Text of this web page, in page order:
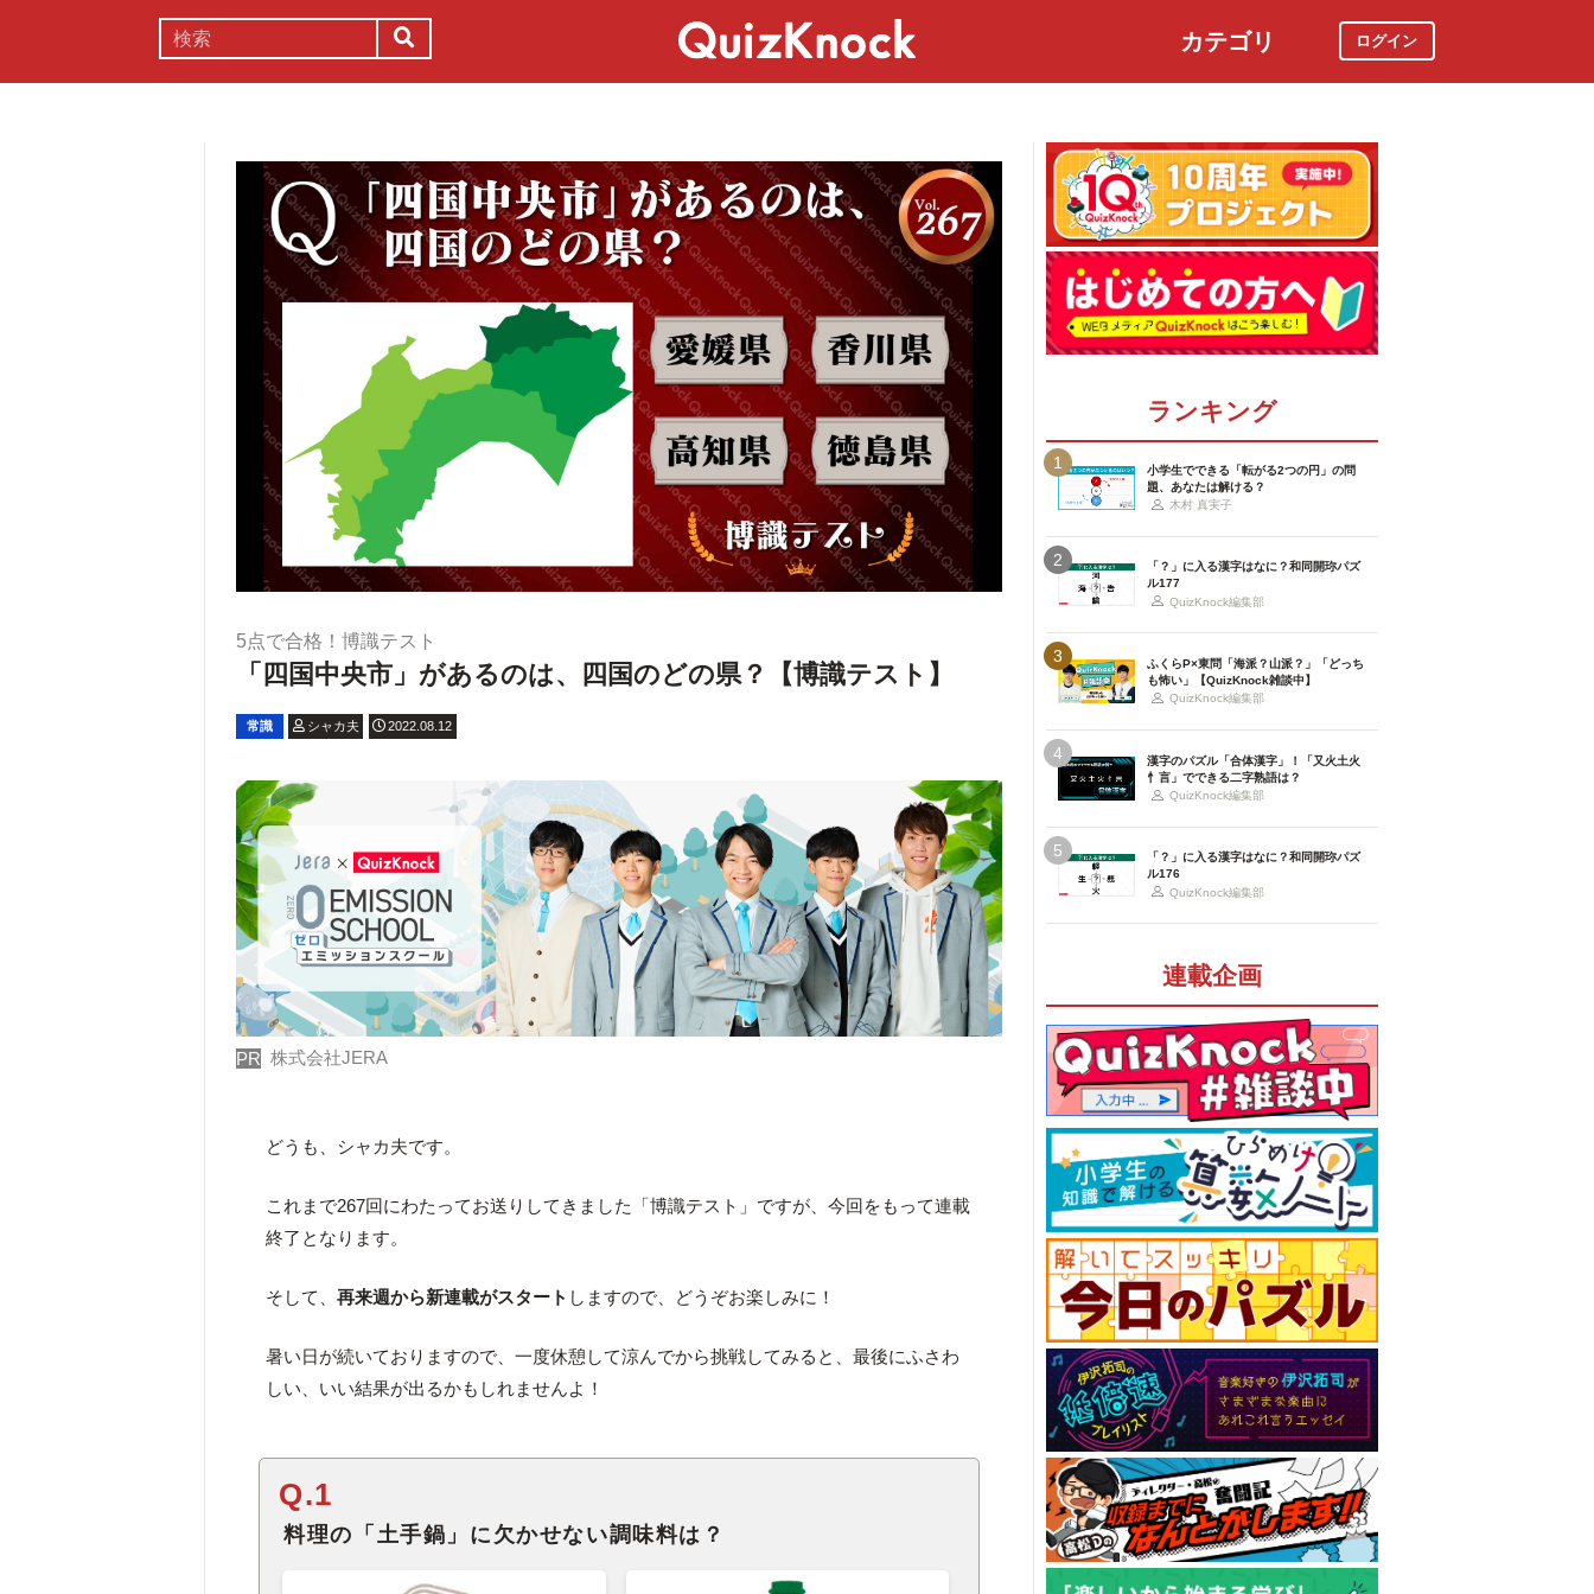
カテゴリ ログイン
5点で合格！博識テスト
「四国中央市」があるのは、四国のどの県？【博識テスト】
常識 シャカ夫 2022.08.12
PR 株式会社JERA
どうも、シャカ夫です。
これまで267回にわたってお送りしてきました「博識テスト」ですが、今回をもって連載
終了となります。
そして、再来週から新連載がスタート しますので、どうぞお楽しみに！
暑い日が続いておりますので、一度休憩して涼んでから挑戦してみると、最後にふさわ
しい、いい結果が出るかもしれませんよ！
Q.1
料理の「土手鍋」に欠かせない調味料は？
ランキング
1
小学生でできる「転がる2つの円」の問
題、あなたは解ける？
木村 真実子
2
「？」に入る漢字はなに？和同開珎パズ
ル177
QuizKnock編集部
3
ふくらP×東問「海派？山派？」「どっち
も怖い」【QuizKnock雑談中】
QuizKnock編集部
4
漢字のパズル「合体漢字」！「又火土火
忄言」でできる二字熟語は？
QuizKnock編集部
5
「？」に入る漢字はなに？和同開珎パズ
ル176
QuizKnock編集部
連載企画